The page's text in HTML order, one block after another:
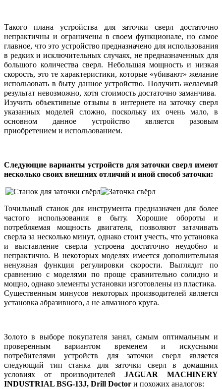
Такого плана устройства для заточки сверл достаточно
непрактичны и ограничены в своем функционале, но самое
главное, что это устройство предназначено для использования
в редких и исключительных случаях, не предназначенных для
большого количества сверл. Небольшая мощность и низкая
скорость, это те характеристики, которые «убивают» желание
использовать в быту данное устройство. Получить желаемый
результат невозможно, хотя стоимость достаточно заманчива.
Изучить объективные отзывы в интернете на заточку сверл
указанных моделей сложно, поскольку их очень мало, в
основном данное устройство является разовым
приобретением и использованием.
Следующие варианты устройств для заточки сверл имеют
несколько своих внешних отличий и иной способ заточки:
Точильный станок для инструмента предназначен для более
частого использования в быту. Хорошие обороты и
потребляемая мощность двигателя, позволяют затачивать
сверла за несколько минут, однако стоит учесть, что установка
и выставление сверла устроена достаточно неудобно и
непрактично. В некоторых моделях имеется дополнительная
ненужная функция регулировки скорости. Выглядит по
сравнению с моделями по проще сравнительно солидно и
мощно, однако элементы установки изготовлены из пластика.
Существенным минусов некоторых производителей является
установка абразивного, а не алмазного круга.
Золото в выборе покупателя занял, самым оптимальным и
проверенным вариантом временем и искусными
потребителями устройств для заточки сверл является
следующий тип станка для заточки сверл в домашних
условиях от производителей JAGUAR MACHINERY
INDUSTRIAL BSG-13J, Drill Doctor и похожих аналогов: